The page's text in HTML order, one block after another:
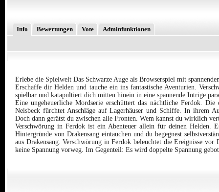
Info Bewertungen Vote Adminfunktionen
Erlebe die Spielwelt Das Schwarze Auge als Browserspiel mit
Erschaffe dir Helden und tauche ein ins fantastische Aventurien.
spielbar und katapultiert dich mitten hinein in eine spannende Intrige
Eine ungeheuerliche Mordserie erschüttert das nächtliche Ferdok.
Neisbeck fürchtet Anschläge auf Lagerhäuser und Schiffe. In ihrem
Doch dann gerätst du zwischen alle Fronten. Wem kannst du wirklich
Verschwörung in Ferdok ist ein Abenteuer allein für deinen Helden.
Hintergründe von Drakensang eintauchen und du begegnest
aus Drakensang. Verschwörung in Ferdok beleuchtet die Ereignisse
keine Spannung vorweg. Im Gegenteil: Es wird doppelte Spannung